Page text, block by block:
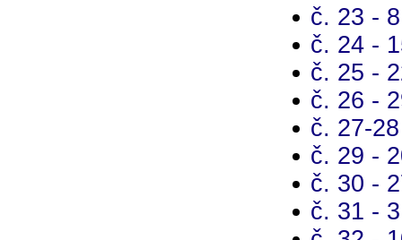
č. 23 -
č. 24 -
č. 25 -
č. 26 -
č. 27-
č. 29 -
č. 30 -
č. 31 -